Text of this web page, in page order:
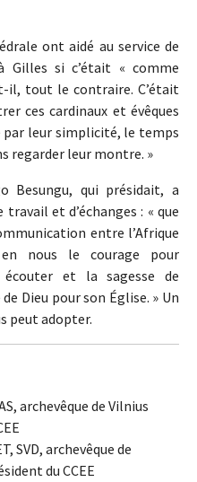
ont aidé au service de
Gilles si c’était « comme
il, tout le contraire. C’était
ces cardinaux et évêques
par leur simplicité, le temps
regarder leur montre. »
Besungu, qui présidait, a
et d’échanges : « que
entre l’Afrique
nous le courage pour
écouter et la sagesse de
Dieu pour son Église. » Un
peut adopter.
archevêque de Vilnius
SVD, archevêque de
du CCEE